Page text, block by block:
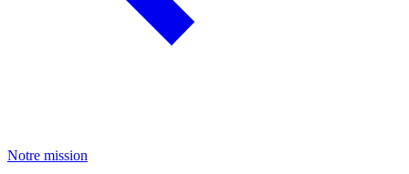
Notre mission